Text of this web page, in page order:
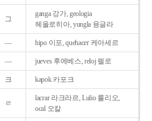
그
ganga 강가, geologia
헤올로히아, yungla 융글라
― hipo 이포, quehacer 케아세르
― jueves 후에베스, reloj 렐로
크 kapok 카포크
ㄹ
lacrar 라크라르, Lulio 룰리오,
ocal 오칼